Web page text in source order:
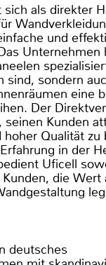
als direkter
und
Unternehmen
sind, sondern
eine
Der
Kunden
hoher Qualität
in der
Uficell
die Wert
deutsches